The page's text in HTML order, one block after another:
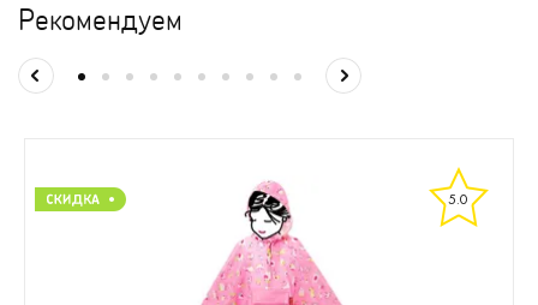
Рекомендуем
5.0